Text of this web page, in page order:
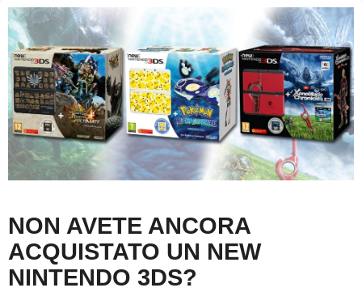
NON AVETE ANCORA
ACQUISTATO UN NEW
NINTENDO 3DS?